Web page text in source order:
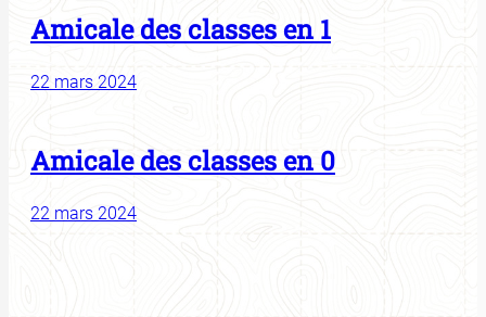
Amicale des classes en 1
22 mars 2024
Amicale des classes en 0
22 mars 2024